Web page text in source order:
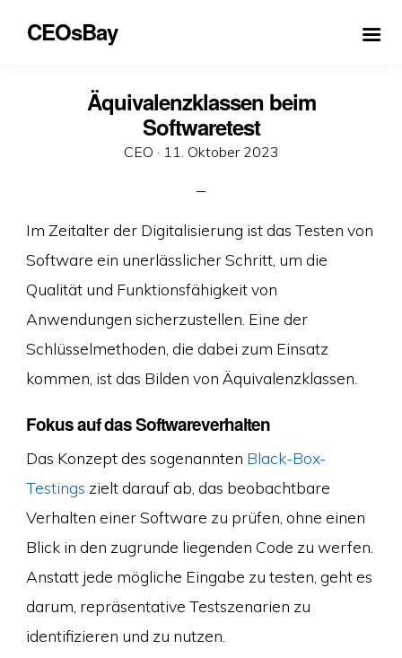
CEOsBay
Äquivalenzklassen beim
Softwaretest
CEO · Veröffentlicht
11. Oktober 2023
Im Zeitalter der Digitalisierung ist das Testen von
Software ein unerlässlicher Schritt, um die
Qualität und Funktionsfähigkeit von
Anwendungen sicherzustellen. Eine der
Schlüsselmethoden, die dabei zum Einsatz
kommen, ist das Bilden von Äquivalenzklassen.
Fokus auf das Softwareverhalten
Das Konzept des sogenannten Black-Box-
Testings zielt darauf ab, das beobachtbare
Verhalten einer Software zu prüfen, ohne einen
Blick in den zugrunde liegenden Code zu werfen.
Anstatt jede mögliche Eingabe zu testen, geht es
darum, repräsentative Testszenarien zu
identifizieren und zu nutzen.